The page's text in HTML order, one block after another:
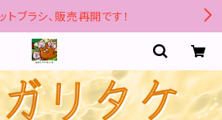
トブラシ、販売再開です！